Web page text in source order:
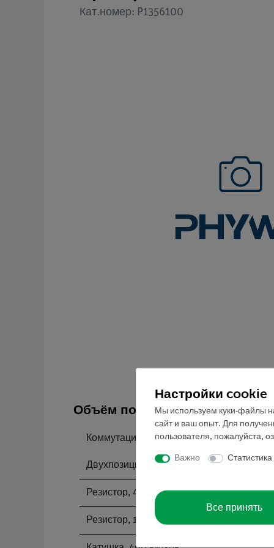
Кат.номер: P1356100
Объём поставки
Коммутационная панель, 4 мм гнезда
Двухпозиционный выключатель, G1
Резистор, 47 Ом, 1 Вт, G1
Резистор, 100 Ом, 1 Вт, G1
Настройки cookie
Мы используем куки-файлы
сайт и ваш опыт. Для
пользователя, пожалуйста,
Важно Статистика
Все принять